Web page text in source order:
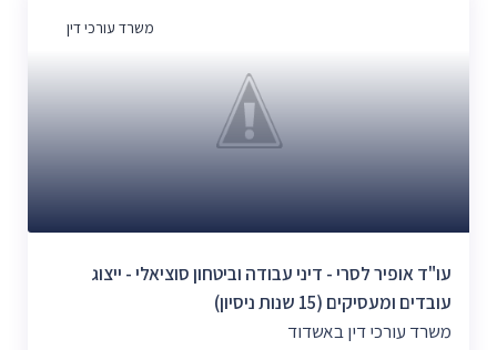
משרד עורכי דין
עו"ד אופיר לסרי - דיני עבודה וביטחון סוציאלי - ייצוג
עובדים ומעסיקים (15 שנות ניסיון)
משרד עורכי דין באשדוד